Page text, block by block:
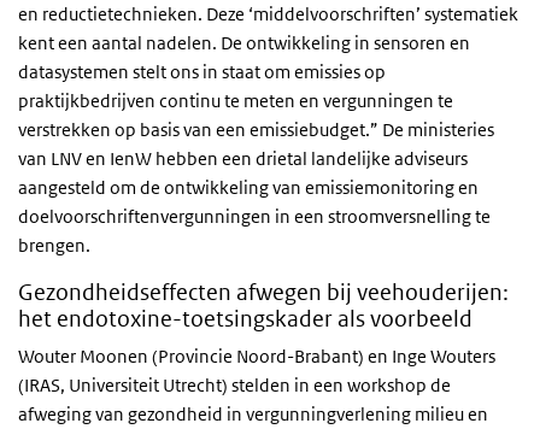
en reductietechnieken. Deze ‘middelvoorschriften’ systematiek
kent een aantal nadelen. De ontwikkeling in sensoren en
datasystemen stelt ons in staat om emissies op
praktijkbedrijven continu te meten en vergunningen te
verstrekken op basis van een emissiebudget.” De ministeries
van LNV en IenW hebben een drietal landelijke adviseurs
aangesteld om de ontwikkeling van emissiemonitoring en
doelvoorschriftenvergunningen in een stroomversnelling te
brengen.
Gezondheidseffecten afwegen bij veehouderijen:
het endotoxine-toetsingskader als voorbeeld
Wouter Moonen (Provincie Noord-Brabant) en Inge Wouters
(IRAS, Universiteit Utrecht) stelden in een workshop de
afweging van gezondheid in vergunningverlening milieu en